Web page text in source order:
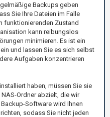
Backups geben
Sie Ihre Dateien im Falle
funktionierenden Zustand
kann reibungslos
minimieren. Es ist ein
und lassen Sie es sich selbst
Aufgaben konzentrieren
haben, müssen Sie sie
Ordner abzielt, die wir
Software wird Ihnen
sodass Sie nicht jeden